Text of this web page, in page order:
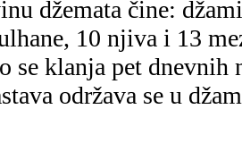
džemata čine:
10 njiva i 13
se klanja pet dnevnih
održava se u